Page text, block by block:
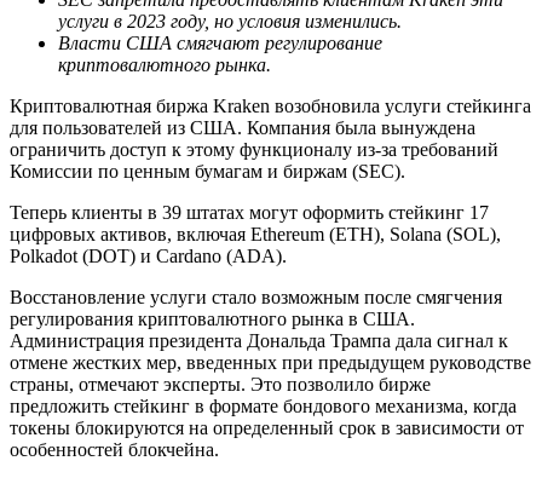
услуги в 2023 году, но условия изменились.
Власти США смягчают регулирование
криптовалютного рынка.
Криптовалютная биржа Kraken возобновила услуги стейкинга
для пользователей из США. Компания была вынуждена
ограничить доступ к этому функционалу из-за требований
Комиссии по ценным бумагам и биржам (SEC).
Теперь клиенты в 39 штатах могут оформить стейкинг 17
цифровых активов, включая Ethereum (ETH), Solana (SOL),
Polkadot (DOT) и Cardano (ADA).
Восстановление услуги стало возможным после смягчения
регулирования криптовалютного рынка в США.
Администрация президента Дональда Трампа дала сигнал к
отмене жестких мер, введенных при предыдущем руководстве
страны, отмечают эксперты. Это позволило бирже
предложить стейкинг в формате бондового механизма, когда
токены блокируются на определенный срок в зависимости от
особенностей блокчейна.